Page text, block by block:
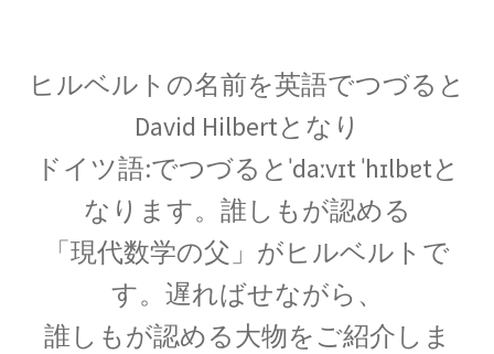
18世紀生まれの
物理学者のまとめ
20世紀生まれの
物理学者の纏め
ヒルベルトの名前を英語でつづると
David Hilbertとなり
ドイツ語:でつづるとˈdaːvɪt ˈhɪlbɐtと
なります。誰しもが認める
「現代数学の父」がヒルベルトで
す。遅ればせながら、
誰しもが認める大物をご紹介しま